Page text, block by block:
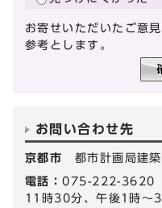
お寄せいただいたご意
参考とします。
お問い合わせ先
京都市 都市計画局建
電話：075-222-3620
11時30分、午後1時～